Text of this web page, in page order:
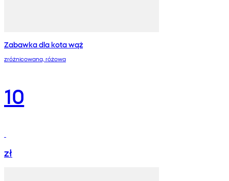
Zabawka dla kota wąż
zróżnicowana, różowa
10
zł